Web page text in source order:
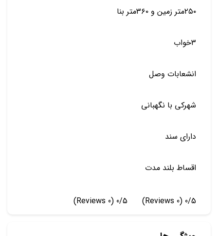
۲۵۰متر زمین ‌و ۳۶۰متر بنا
۳خواب
انشعابات وصل
شهرکی با نگهبانی
دارای سند
اقساط بلند مدت
0/5
(0 Reviews)
0/5
(0 Reviews)